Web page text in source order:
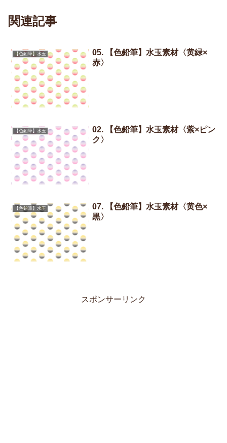
関連記事
【色鉛筆】水玉
05. 【色鉛筆】水玉素材〈黄緑×
赤〉
【色鉛筆】水玉
02. 【色鉛筆】水玉素材〈紫×ピン
ク〉
【色鉛筆】水玉
07. 【色鉛筆】水玉素材〈黄色×
黒〉
スポンサーリンク